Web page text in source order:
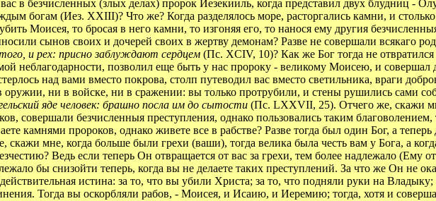
в безчисленных (злых делах) пророк Иезекииль, когда представил двух блудниц -
богам (Иез. XXIII)? Что же? Когда разделялось море, расторгались камни, и столько
Моисея, то бросая в него камни, то изгоняя его, то нанося ему другия
сынов своих и дочерей своих в жертву демонам? Разве не совершали всякаго
и рех: присно заблуждают сердцем (Пс. XCIV, 10)? Как же Бог тогда не
неблагодарности, позволил еще быть у нас пророку - великому Моисею, и
над вами вместо покрова, столп путеводил вас вместо светильника, враги
оружии, ни в войске, ни в сражении: вы только протрубили, и стены рушились сами
яде человек: брашно посла им до сытости (Пс. LXXVII, 25). Отчего же, скажи
совершали безчисленныя преступления, однако пользовались таким
камнями пророков, однако живете все в рабстве? Разве тогда был один Бог, а
мне, когда больше были грехи (ваши), тогда велика была честь вам у Бога, а
Ведь если теперь Он отвращается от вас за грехи, тем более надлежало (Ему
бы снизойти теперь, когда вы не делаете таких преступлений. За что же Он не
истина: за то, что вы убили Христа; за то, что подняли руки на
Тогда вы оскорбляли рабов, - Моисея, и Исаию, и Иеремию; тогда, хотя и